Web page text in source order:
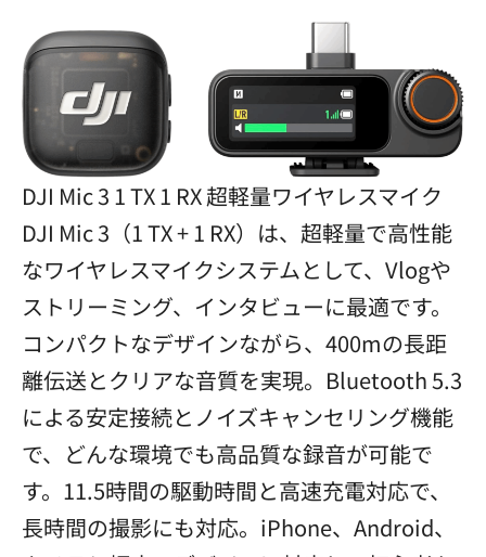
DJI Mic 3 1 TX 1 RX 超軽量ワイヤレスマイク
DJI Mic 3（1 TX + 1 RX）は、超軽量で高性能
なワイヤレスマイクシステムとして、Vlogや
ストリーミング、インタビューに最適です。
コンパクトなデザインながら、400mの長距
離伝送とクリアな音質を実現。Bluetooth 5.3
による安定接続とノイズキャンセリング機能
で、どんな環境でも高品質な録音が可能で
す。11.5時間の駆動時間と高速充電対応で、
長時間の撮影にも対応。iPhone、Android、